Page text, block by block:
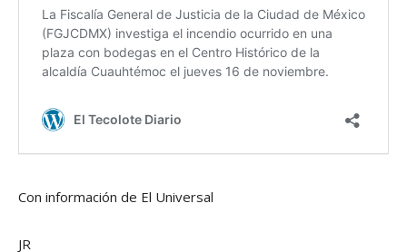
Con información de El Universal
JR